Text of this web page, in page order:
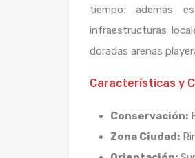
tiempo; además
infraestructuras
doradas arenas
Características y
Conservación:
Zona Ciudad: